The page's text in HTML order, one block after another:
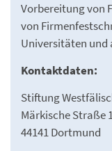
Vorbereitung von
von
Universitäten und
Kontaktdaten:
Stiftung
Märkische Straße
44141 Dortmund